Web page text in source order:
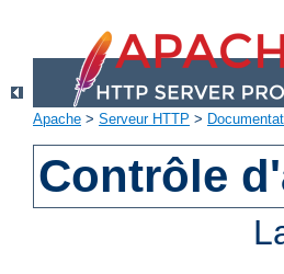
Apache > Serveur HTTP >
Contrôle